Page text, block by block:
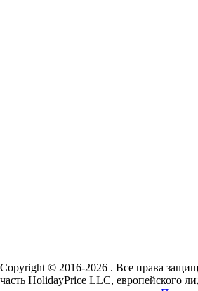
Copyright © 2016-2026 . Все права
часть HolidayPrice LLC, европейского